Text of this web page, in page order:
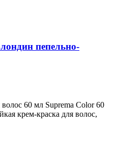
пепельно-
60 мл Suprema Color 60
крем-краска для волос,